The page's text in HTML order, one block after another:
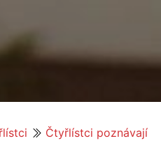
Čtyřlístci poznávají